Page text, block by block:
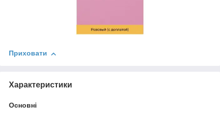
Приховати
Характеристики
Основні